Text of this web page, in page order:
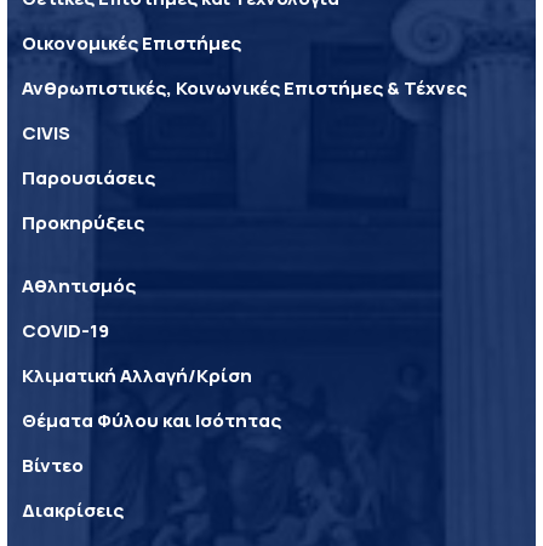
Οικονομικές Επιστήμες
Ανθρωπιστικές, Κοινωνικές Επιστήμες & Τέχνες
CIVIS
Παρουσιάσεις
Προκηρύξεις
Αθλητισμός
COVID-19
Κλιματική Αλλαγή/Κρίση
Θέματα Φύλου και Ισότητας
Βίντεο
Διακρίσεις